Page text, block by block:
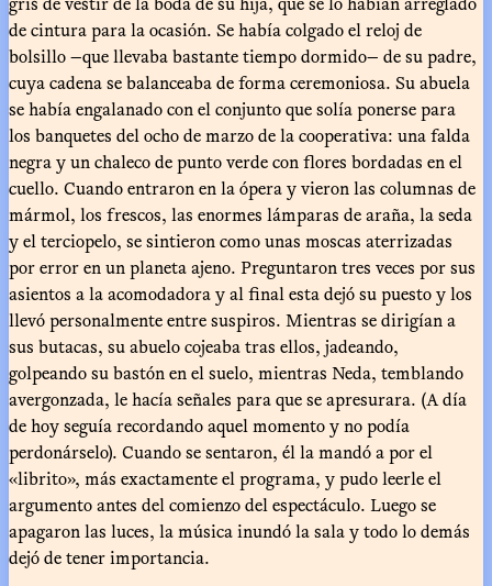
de cintura para la ocasión. Se había colgado el reloj de
bolsillo —que llevaba bastante tiempo dormido— de su padre,
cuya cadena se balanceaba de forma ceremoniosa. Su abuela
se había engalanado con el conjunto que solía ponerse para
los banquetes del ocho de marzo de la cooperativa: una falda
negra y un chaleco de punto verde con flores bordadas en el
cuello. Cuando entraron en la ópera y vieron las columnas de
mármol, los frescos, las enormes lámparas de araña, la seda
y el terciopelo, se sintieron como unas moscas aterrizadas
por error en un planeta ajeno. Preguntaron tres veces por sus
asientos a la acomodadora y al final esta dejó su puesto y los
llevó personalmente entre suspiros. Mientras se dirigían a
sus butacas, su abuelo cojeaba tras ellos, jadeando,
golpeando su bastón en el suelo, mientras Neda, temblando
avergonzada, le hacía señales para que se apresurara. (A día
de hoy seguía recordando aquel momento y no podía
perdonárselo). Cuando se sentaron, él la mandó a por el
«librito», más exactamente el programa, y pudo leerle el
argumento antes del comienzo del espectáculo. Luego se
apagaron las luces, la música inundó la sala y todo lo demás
dejó de tener importancia.